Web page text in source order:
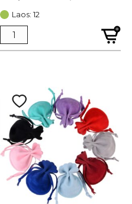
hind
oli:
€ 0,79.
price
is:
€ 0,59.
Laos: 12